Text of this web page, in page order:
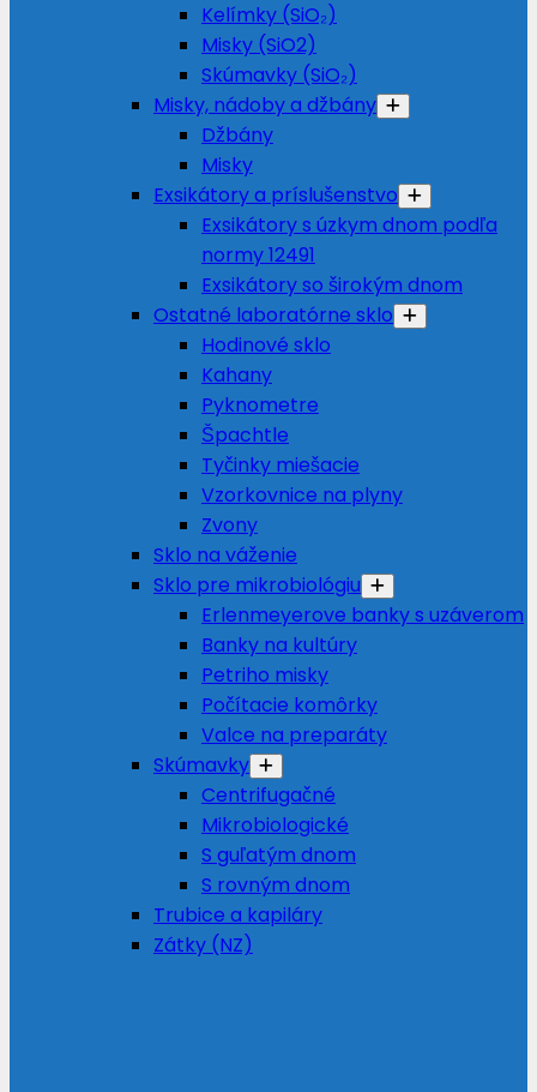
Kelímky (SiO₂)
Misky (SiO2)
Skúmavky (SiO₂)
Misky, nádoby a džbány
Džbány
Misky
Exsikátory a príslušenstvo
Exsikátory s úzkym dnom podľa
normy 12491
Exsikátory so širokým dnom
Ostatné laboratórne sklo
Hodinové sklo
Kahany
Pyknometre
Špachtle
Tyčinky miešacie
Vzorkovnice na plyny
Zvony
Sklo na váženie
Sklo pre mikrobiológiu
Erlenmeyerove banky s uzáverom
Banky na kultúry
Petriho misky
Počítacie komôrky
Valce na preparáty
Skúmavky
Centrifugačné
Mikrobiologické
S guľatým dnom
S rovným dnom
Trubice a kapiláry
Zátky (NZ)